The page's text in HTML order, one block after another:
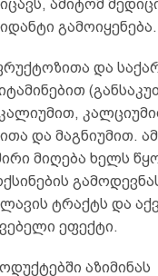
ამიტომ
გამოიყენება.
და
კალიუმით,
და მაგნიუმით. ამ
მიღება ხელს
ტრაქტს და
ეფექტი.
აზიმინას